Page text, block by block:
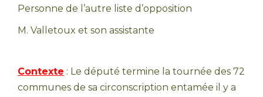
Personne de l’autre liste d’opposition
M. Valletoux et son assistante
Contexte : Le député termine la tournée des 72
communes de sa circonscription entamée il y a